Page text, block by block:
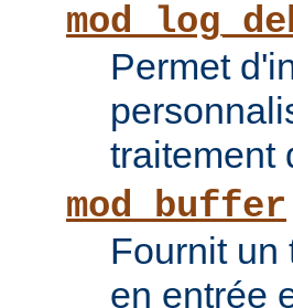
Permet
traitement
mod_buffer
Fournit un
en entrée